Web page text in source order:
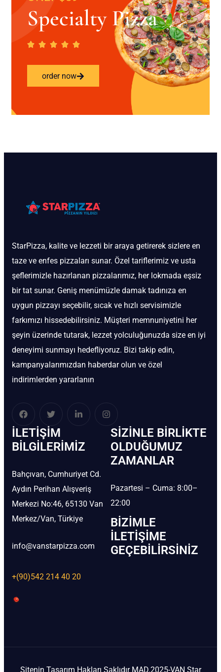
Specialty Pizza
order now
StarPizza, kalite ve lezzeti bir araya getirerek sizlere en
taze ve enfes pizzaları sunar. Özel tariflerimiz ve usta
şeflerimizle hazırlanan pizzalarımız, her lokmada eşsiz
bir tat sunar. Geniş menümüzle damak tadınıza en
uygun pizzayı seçebilir, sıcak ve hızlı servisimizle
farkımızı hissedebilirsiniz. Müşteri memnuniyetini her
şeyin üzerinde tutarak, lezzet yolculuğunuzda size en iyi
deneyimi sunmayı hedefliyoruz. Bizi takip edin,
kampanyalarımızdan haberdar olun ve özel
indirimlerden yararlanın
İLETIŞIM
BİLGILERIMIZ
Bahçıvan, Cumhuriyet Cd.
Aydın Perihan Alışveriş
Merkezi No:46, 65130 Van
Merkez/Van, Türkiye
info@vanstarpizza.com
+(90)542 214 40 20
SIZINLE BIRLIKTE
OLDUĞUMUZ
ZAMANLAR
Pazartesi – Cuma: 8:00–
22:00
BIZIMLE
İLETIŞIME
GEÇEBILIRSINIZ
Sitenin Tasarım Hakları Saklıdır MAD.2025-VAN Star